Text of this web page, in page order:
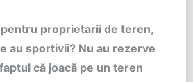
proprietarii de teren,
au sportivii? Nu au rezerve
că joacă pe un teren